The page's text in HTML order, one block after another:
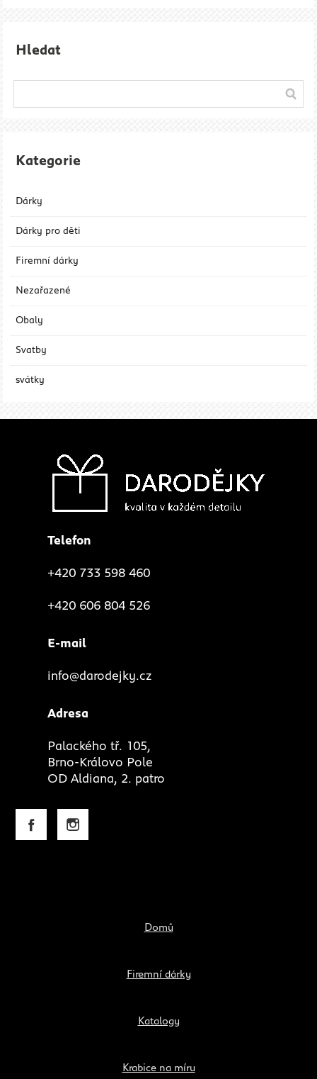
Hledat
Kategorie
Dárky
Dárky pro děti
Firemní dárky
Nezařazené
Obaly
Svatby
svátky
Telefon
+420 733 598 460
+420 606 804 526
E-mail
info@darodejky.cz
Adresa
Palackého tř. 105,
Brno-Královo Pole
OD Aldiana, 2. patro
Domů
Firemní dárky
Katalogy
Krabice na míru